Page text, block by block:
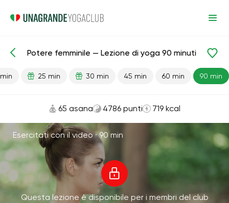
Lezioni pronte Sesso
Potere femminile — Lezione di yoga 90 minuti
25 min 30 min 45 min 60 min 90 min
65 asana 4786 punti 719 kcal
Esercitati con il video ·90 min
Questa lezione è disponibile per i membri del club